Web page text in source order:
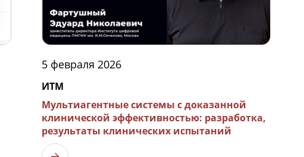
5 февраля 2026
ИТМ
Мультиагентные системы с доказанной
клинической эффективностью: разработка,
результаты клинических испытаний